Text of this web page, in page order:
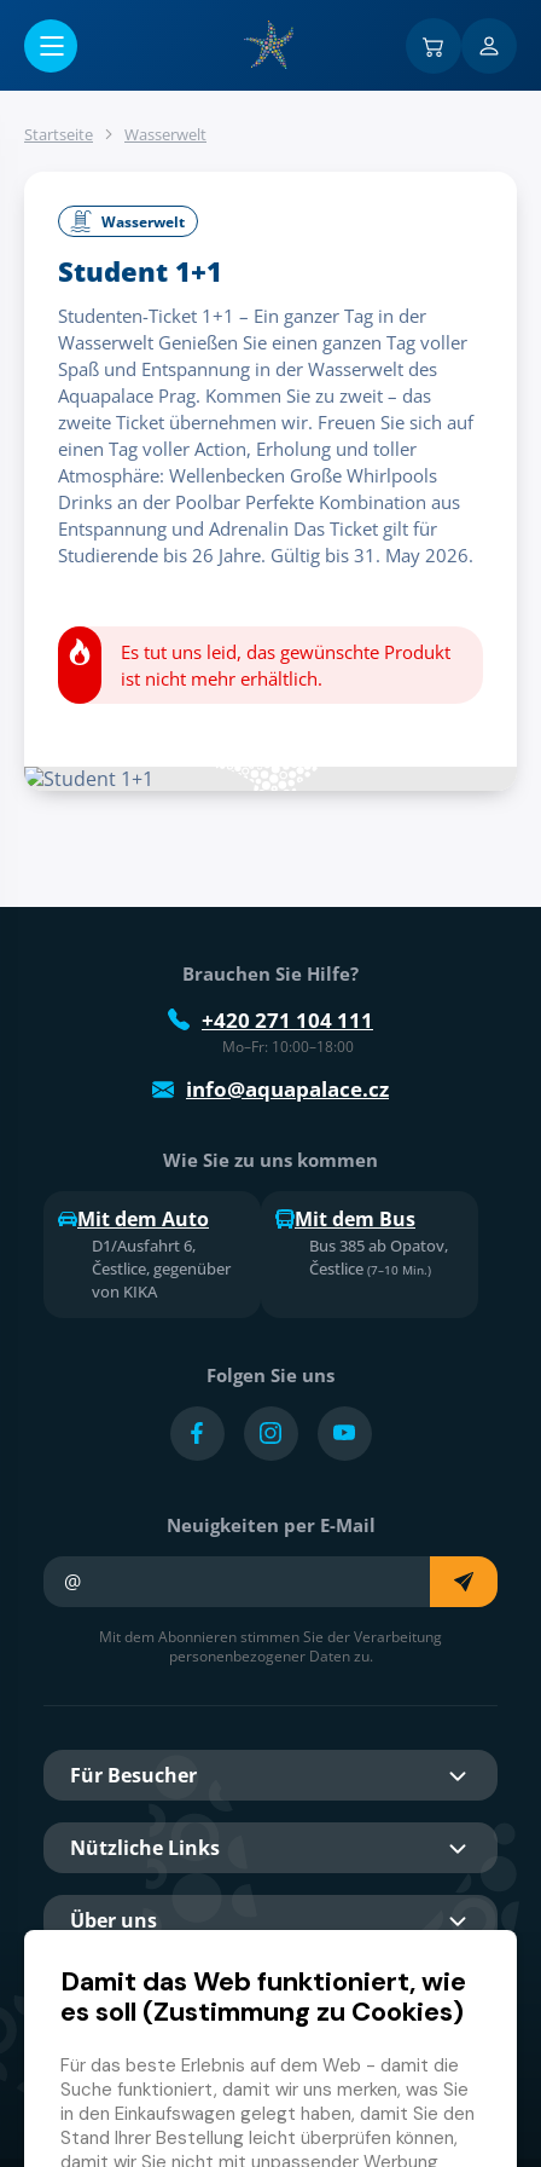
Startseite Wasserwelt
Wasserwelt
Student 1+1
Studenten-Ticket 1+1 – Ein ganzer Tag in der
Wasserwelt Genießen Sie einen ganzen Tag voller
Spaß und Entspannung in der Wasserwelt des
Aquapalace Prag. Kommen Sie zu zweit – das
zweite Ticket übernehmen wir. Freuen Sie sich auf
einen Tag voller Action, Erholung und toller
Atmosphäre: Wellenbecken Große Whirlpools
Drinks an der Poolbar Perfekte Kombination aus
Entspannung und Adrenalin Das Ticket gilt für
Studierende bis 26 Jahre. Gültig bis 31. May 2026.
Es tut uns leid, das gewünschte Produkt
ist nicht mehr erhältlich.
Fußtext der Website
Brauchen Sie Hilfe?
+420 271 104 111
Mo–Fr: 10:00–18:00
info@aquapalace.cz
Wie Sie zu uns kommen
Mit dem Auto
D1/Ausfahrt 6,
Čestlice, gegenüber
von KIKA
Mit dem Bus
Bus 385 ab Opatov,
Čestlice (7–10 Min.)
Folgen Sie uns
Neuigkeiten per E-Mail
Mit dem Abonnieren stimmen Sie der Verarbeitung
personenbezogener Daten zu.
Für Besucher
Nützliche Links
Über uns
Hauptpartner
Damit das Web funktioniert, wie
es soll (Zustimmung zu Cookies)
Für das beste Erlebnis auf dem Web - damit die
Suche funktioniert, damit wir uns merken, was Sie
in den Einkaufswagen gelegt haben, damit Sie den
Stand Ihrer Bestellung leicht überprüfen können,
damit wir Sie nicht mit unpassender Werbung